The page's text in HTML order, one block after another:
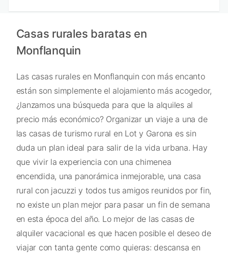
Casas rurales baratas en
Monflanquin
Las casas rurales en Monflanquin con más encanto
están son simplemente el alojamiento más acogedor,
¿lanzamos una búsqueda para que la alquiles al
precio más económico? Organizar un viaje a una de
las casas de turismo rural en Lot y Garona es sin
duda un plan ideal para salir de la vida urbana. Hay
que vivir la experiencia con una chimenea
encendida, una panorámica inmejorable, una casa
rural con jacuzzi y todos tus amigos reunidos por fin,
no existe un plan mejor para pasar un fin de semana
en esta época del año. Lo mejor de las casas de
alquiler vacacional es que hacen posible el deseo de
viajar con tanta gente como quieras: descansa en